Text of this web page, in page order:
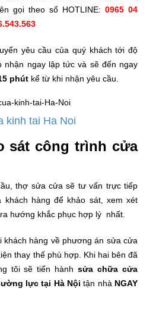
gọi theo số HOTLINE: 0965 04
yêu cầu của quý khách tới độ
nhận ngay lập tức và sẽ đến ngay
phút kể từ khi nhận yêu cầu.
kinh tai Ha Noi
sát công trình cửa
thợ sửa cửa sẽ tư vấn trực tiếp
khách hàng để khảo sát, xem xét
hướng khắc phục hợp lý nhất.
hàng về phương án sửa cửa
thay thế phù hợp. Khi hai bên đã
tôi sẽ tiến hànhsửa chữa cửa
lực tại Hà Nội tận nhà NGAY